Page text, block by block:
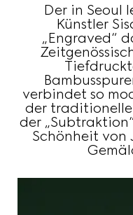
Der in Seoul
Künstler
„Engraved“
verbindet so
der
der
Schönheit von